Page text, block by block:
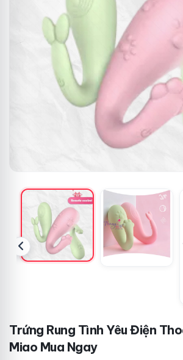
Trứng Rung Tình Yêu Điện Thoại Điều Khiển
Miao Mua Ngay